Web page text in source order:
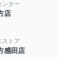
ンター
店
ストア
感田店